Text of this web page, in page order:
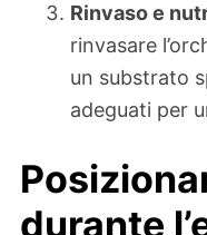
Rinvaso e
rinvasare
un substrato
adeguati per
durante